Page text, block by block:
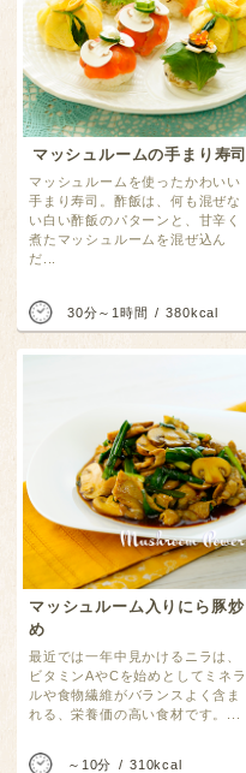
マッシュルームの手まり寿司
マッシュルームを使ったかわいい
手まり寿司。酢飯は、何も混ぜな
い白い酢飯のパターンと、甘辛く
煮たマッシュルームを混ぜ込ん
だ...
30分～1時間 380kcal
マッシュルーム入りにら豚炒
め
最近では一年中見かけるニラは、
ビタミンAやCを始めとしてミネラ
ルや食物繊維がバランスよく含ま
れる、栄養価の高い食材です。...
～10分 310kcal